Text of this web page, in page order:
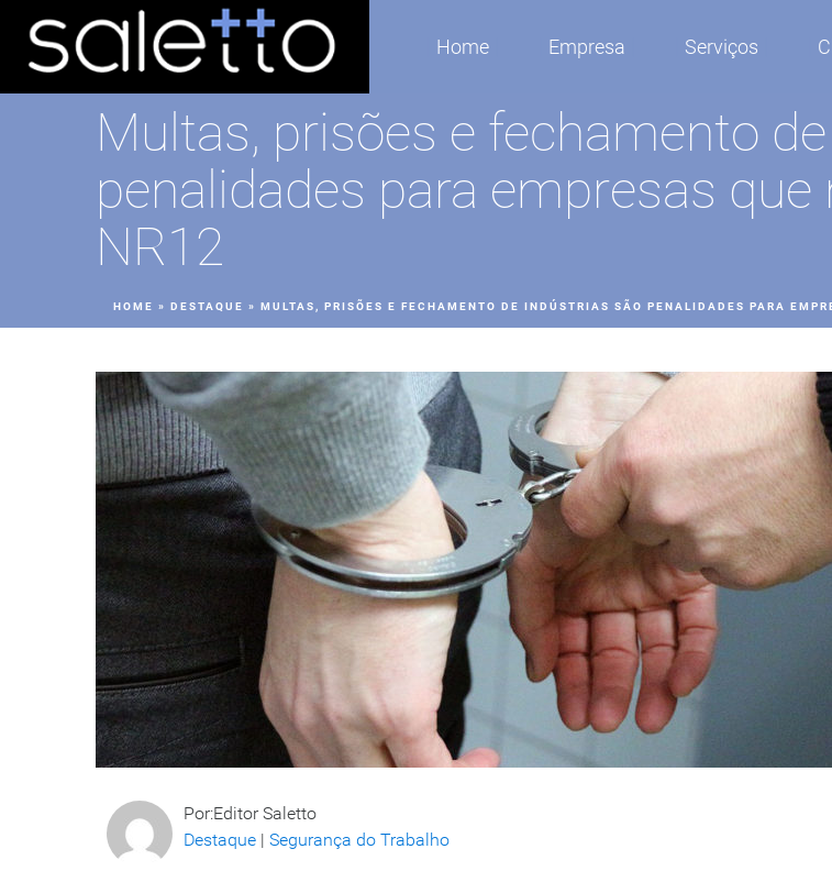
Home Empresa Serviços
Multas, prisões e fechamento
penalidades para empresas
NR12
HOME » DESTAQUE » MULTAS, PRISÕES E FECHAMENTO DE INDÚSTRIAS SÃO PENALIDADES PARA
Por:Editor Saletto
Destaque | Segurança do Trabalho